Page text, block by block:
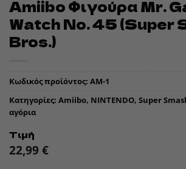
Amiibo Φιγούρα Mr.
Watch No. 45 (Super
Bros.)
Κωδικός προϊόντος: AM-1
Κατηγορίες: Amiibo, NINTENDO, Super
αγόρια
Τιμή
22,99 €